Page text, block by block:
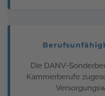
Die DANV-
Kammerberufe